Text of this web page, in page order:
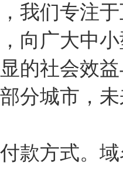
我们专注
向广大中
的社会效
分城市，
款方式。